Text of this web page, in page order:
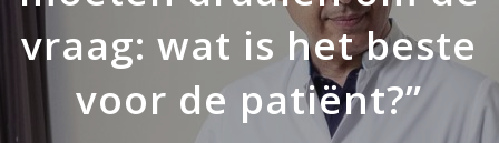
vraag: wat is het beste
voor de patiënt?”